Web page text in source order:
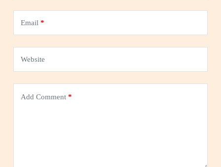
Email *
Website
Add Comment*